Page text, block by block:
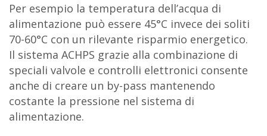
Per esempio la temperatura dell’acqua di
alimentazione può essere 45°C invece dei soliti
70-60°C con un rilevante risparmio energetico.
Il sistema ACHPS grazie alla combinazione di
speciali valvole e controlli elettronici consente
anche di creare un by-pass mantenendo
costante la pressione nel sistema di
alimentazione.